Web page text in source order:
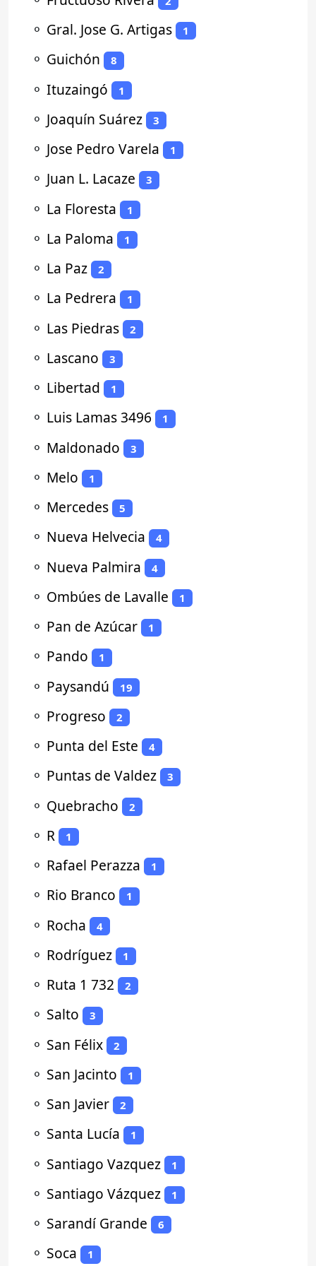
⚬ Gral. Jose G. Artigas 1
⚬ Guichón 8
⚬ Ituzaingó 1
⚬ Joaquín Suárez 3
⚬ Jose Pedro Varela 1
⚬ Juan L. Lacaze 3
⚬ La Floresta 1
⚬ La Paloma 1
⚬ La Paz 2
⚬ La Pedrera 1
⚬ Las Piedras 2
⚬ Lascano 3
⚬ Libertad 1
⚬ Luis Lamas 3496 1
⚬ Maldonado 3
⚬ Melo 1
⚬ Mercedes 5
⚬ Nueva Helvecia 4
⚬ Nueva Palmira 4
⚬ Ombúes de Lavalle 1
⚬ Pan de Azúcar 1
⚬ Pando 1
⚬ Paysandú 19
⚬ Progreso 2
⚬ Punta del Este 4
⚬ Puntas de Valdez 3
⚬ Quebracho 2
⚬ R 1
⚬ Rafael Perazza 1
⚬ Rio Branco 1
⚬ Rocha 4
⚬ Rodríguez 1
⚬ Ruta 1 732 2
⚬ Salto 3
⚬ San Félix 2
⚬ San Jacinto 1
⚬ San Javier 2
⚬ Santa Lucía 1
⚬ Santiago Vazquez 1
⚬ Santiago Vázquez 1
⚬ Sarandí Grande 6
⚬ Soca 1